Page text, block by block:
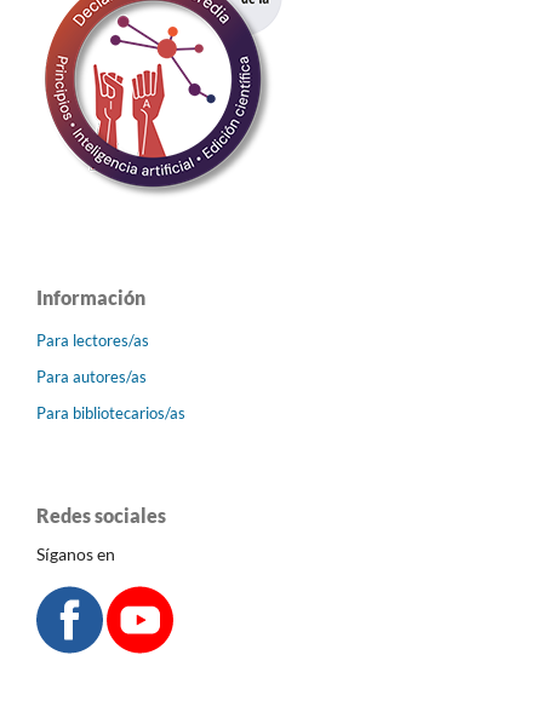
Información
Para lectores/as
Para autores/as
Para bibliotecarios/as
Redes sociales
Síganos en